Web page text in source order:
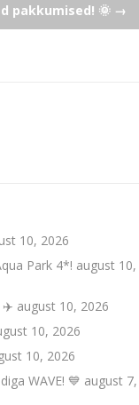
pakkumised! 🌞 →
10, 2026
Park 4*! august 10,
✈️ august 10, 2026
10, 2026
10, 2026
WAVE! 💙 august 7,